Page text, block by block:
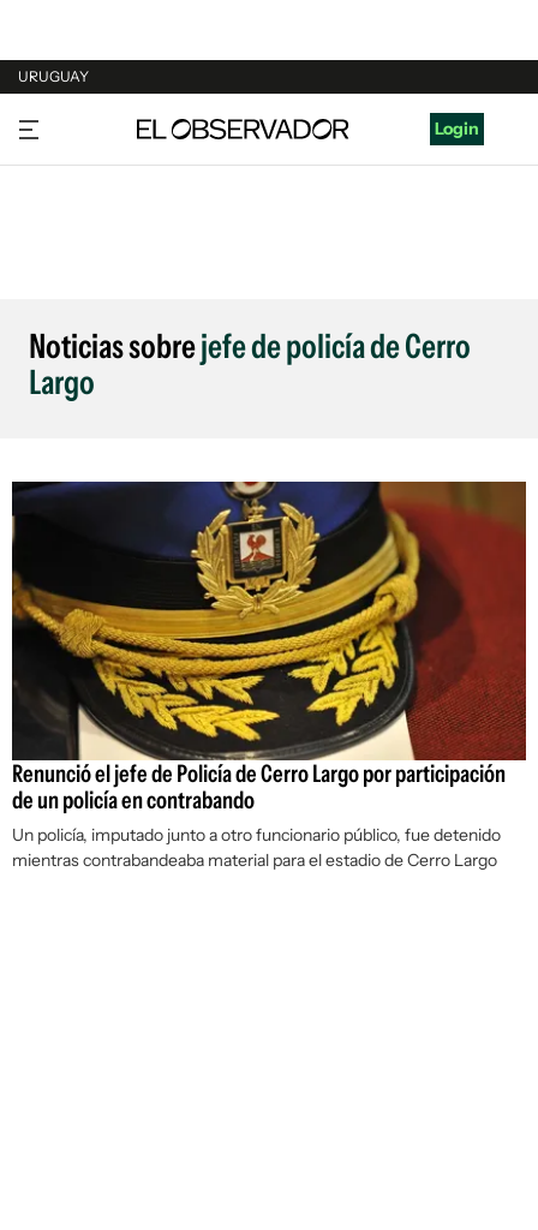
URUGUAY
URUGUAY
ARGENTINA
Login
Noticias sobrejefe de policía de Cerro
Largo
Renunció el jefe de Policía de Cerro Largo por participación
de un policía en contrabando
Un policía, imputado junto a otro funcionario público, fue detenido
mientras contrabandeaba material para el estadio de Cerro Largo